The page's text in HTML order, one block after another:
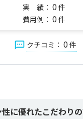
実 績： 0 件
費用例： 0 件
クチコミ： 0 件
に優れたこだわり